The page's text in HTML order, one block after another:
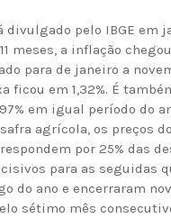
divulgado pelo IBGE em
meses, a inflação chegou
para de janeiro a
ficou em 1,32%. É
em igual período do
agrícola, os preços
por 25% das
para as seguidas
do ano e encerraram
sétimo mês